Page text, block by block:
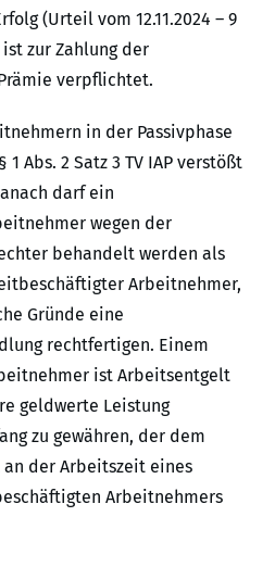
(Urteil vom 12.11.2024 – 9
ist zur Zahlung der
verpflichtet.
in der Passivphase
Abs. 2 Satz 3 TV IAP verstößt
darf ein
wegen der
behandelt werden als
Arbeitnehmer,
Gründe eine
rechtfertigen. Einem
ist Arbeitsentgelt
geldwerte Leistung
zu gewähren, der dem
der Arbeitszeit eines
Arbeitnehmers